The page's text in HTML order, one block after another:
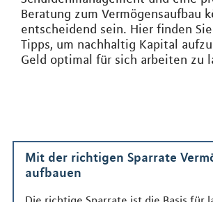
Beratung zum Vermögensaufbau
entscheidend sein. Hier finden
Tipps, um nachhaltig Kapital
Geld optimal für sich arbeiten zu
Mit der richtigen Sparrate
aufbauen